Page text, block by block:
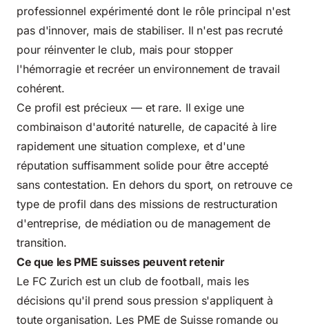
professionnel expérimenté dont le rôle principal n'est
pas d'innover, mais de stabiliser. Il n'est pas recruté
pour réinventer le club, mais pour stopper
l'hémorragie et recréer un environnement de travail
cohérent.
Ce profil est précieux — et rare. Il exige une
combinaison d'autorité naturelle, de capacité à lire
rapidement une situation complexe, et d'une
réputation suffisamment solide pour être accepté
sans contestation. En dehors du sport, on retrouve ce
type de profil dans des missions de restructuration
d'entreprise, de médiation ou de management de
transition.
Ce que les PME suisses peuvent retenir
Le FC Zurich est un club de football, mais les
décisions qu'il prend sous pression s'appliquent à
toute organisation. Les PME de Suisse romande ou